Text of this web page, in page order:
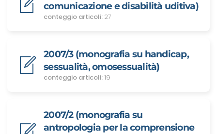
comunicazione e disabilità uditiva)
conteggio articoli: 27
2007/3 (monografia su handicap,
sessualità, omosessualità)
conteggio articoli: 19
2007/2 (monografia su
antropologia per la comprensione